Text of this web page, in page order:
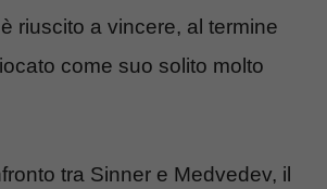
riuscito a vincere, al termine
come suo solito molto
tra Sinner e Medvedev, il